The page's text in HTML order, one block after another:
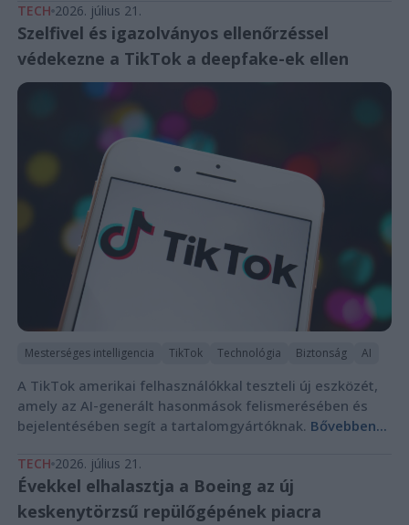
TECH 2026. július 21.
Szelfivel és igazolványos ellenőrzéssel
védekezne a TikTok a deepfake-ek ellen
Mesterséges intelligencia TikTok Technológia Biztonság AI
A TikTok amerikai felhasználókkal teszteli új eszközét,
amely az AI-generált hasonmások felismerésében és
bejelentésében segít a tartalomgyártóknak. Bővebben...
TECH 2026. július 21.
Évekkel elhalasztja a Boeing az új
keskenytörzsű repülőgépének piacra